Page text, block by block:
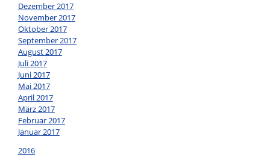
Dezember 2017
November 2017
Oktober 2017
September 2017
August 2017
Juli 2017
Juni 2017
Mai 2017
April 2017
März 2017
Februar 2017
Januar 2017
2016